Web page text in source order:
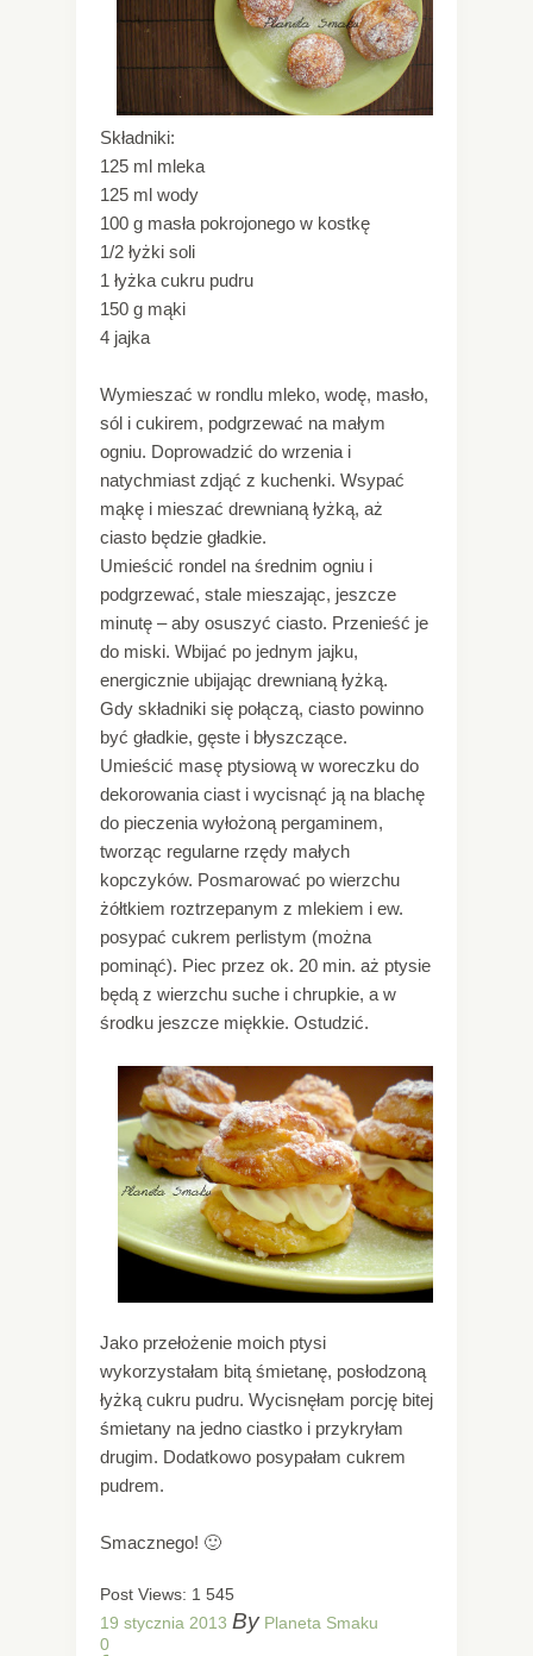
Składniki:
125 ml mleka
125 ml wody
100 g masła pokrojonego w kostkę
1/2 łyżki soli
1 łyżka cukru pudru
150 g mąki
4 jajka
Wymieszać w rondlu mleko, wodę, masło,
sól i cukirem, podgrzewać na małym
ogniu. Doprowadzić do wrzenia i
natychmiast zdjąć z kuchenki. Wsypać
mąkę i mieszać drewnianą łyżką, aż
ciasto będzie gładkie.
Umieścić rondel na średnim ogniu i
podgrzewać, stale mieszając, jeszcze
minutę – aby osuszyć ciasto. Przenieść je
do miski. Wbijać po jednym jajku,
energicznie ubijając drewnianą łyżką.
Gdy składniki się połączą, ciasto powinno
być gładkie, gęste i błyszczące.
Umieścić masę ptysiową w woreczku do
dekorowania ciast i wycisnąć ją na blachę
do pieczenia wyłożoną pergaminem,
tworząc regularne rzędy małych
kopczyków. Posmarować po wierzchu
żółtkiem roztrzepanym z mlekiem i ew.
posypać cukrem perlistym (można
pominąć). Piec przez ok. 20 min. aż ptysie
będą z wierzchu suche i chrupkie, a w
środku jeszcze miękkie. Ostudzić.
Jako przełożenie moich ptysi
wykorzystałam bitą śmietanę, posłodzoną
łyżką cukru pudru. Wycisnęłam porcję bitej
śmietany na jedno ciastko i przykryłam
drugim. Dodatkowo posypałam cukrem
pudrem.
Smacznego! 🙂
Post Views: 1 545
19 stycznia 2013 By Planeta Smaku
0